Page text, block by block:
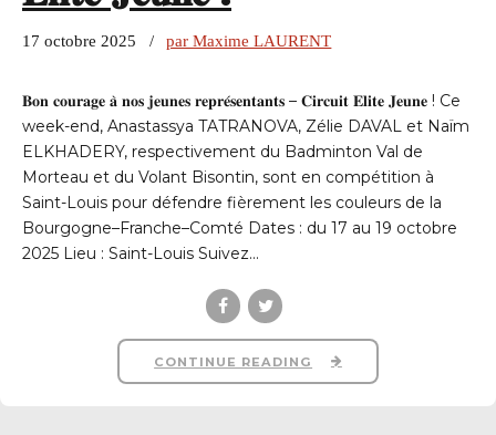
17 octobre 2025 par Maxime LAURENT
𝐁𝐨𝐧 𝐜𝐨𝐮𝐫𝐚𝐠𝐞 𝐚̀ 𝐧𝐨𝐬 𝐣𝐞𝐮𝐧𝐞𝐬 𝐫𝐞𝐩𝐫𝐞́𝐬𝐞𝐧𝐭𝐚𝐧𝐭𝐬 – 𝐂𝐢𝐫𝐜𝐮𝐢𝐭 𝐄𝐥𝐢𝐭𝐞 𝐉𝐞𝐮𝐧𝐞 ! Ce
week-end, Anastassya TATRANOVA, Zélie DAVAL et Naïm
ELKHADERY, respectivement du Badminton Val de
Morteau et du Volant Bisontin, sont en compétition à
Saint-Louis pour défendre fièrement les couleurs de la
Bourgogne–Franche–Comté Dates : du 17 au 19 octobre
2025 Lieu : Saint-Louis Suivez...
CONTINUE READING